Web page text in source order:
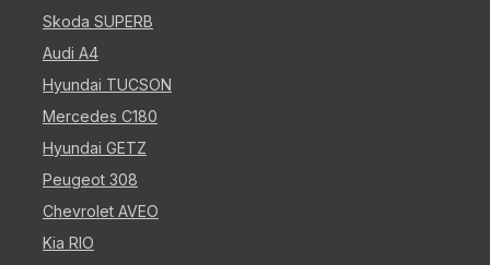
Skoda SUPERB
Audi A4
Hyundai TUCSON
Mercedes C180
Hyundai GETZ
Peugeot 308
Chevrolet AVEO
Kia RIO